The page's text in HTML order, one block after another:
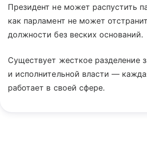
Президент не может распустить
как парламент не может
должности без веских оснований.
Существует жесткое разделение
и исполнительной власти —
работает в своей сфере.